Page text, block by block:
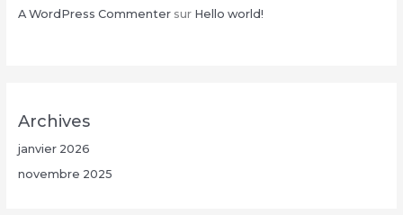
A WordPress Commentersur Hello world!
Archives
janvier 2026
novembre 2025